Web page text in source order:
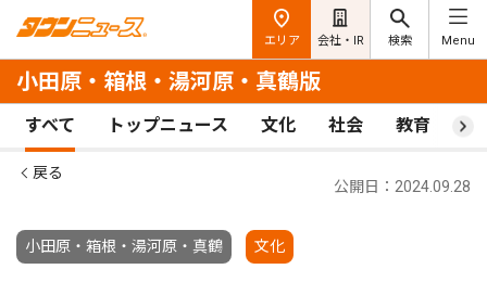
エリア 会社・IR 検索 Menu
小田原・箱根・湯河原・真鶴版
すべて トップニュース 文化 社会 教育 ス
戻る
小田原・箱根・湯河原・真鶴 文化
公開日：2024.09.28